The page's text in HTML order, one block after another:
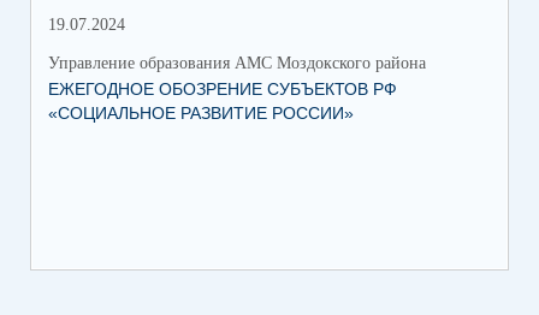
19.07.2024
Управление образования АМС Моздокского района
ЕЖЕГОДНОЕ ОБОЗРЕНИЕ СУБЪЕКТОВ РФ
«СОЦИАЛЬНОЕ РАЗВИТИЕ РОССИИ»